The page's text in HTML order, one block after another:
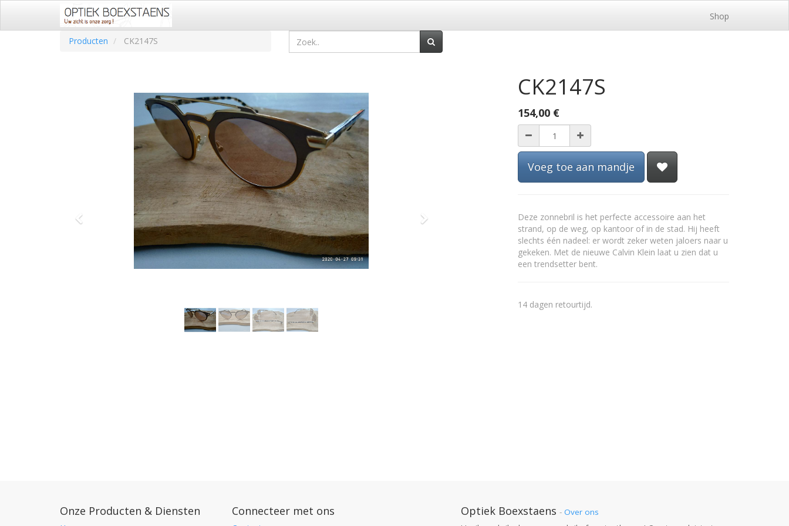
Shop
Producten CK2147S
Volgende
CK2147S
154,00 €
Voeg toe aan mandje
Deze zonnebril is het perfecte accessoire aan het
strand, op de weg, op kantoor of in de stad. Hij heeft
slechts één nadeel: er wordt zeker weten jaloers naar u
gekeken. Met de nieuwe Calvin Klein laat u zien dat u
een trendsetter bent.
14 dagen retourtijd.
Onze Producten & Diensten Connecteer met ons Optiek Boexstaens - Over ons